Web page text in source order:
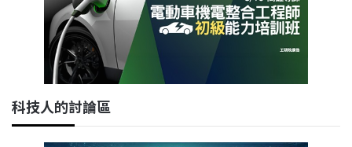
科技人的討論區